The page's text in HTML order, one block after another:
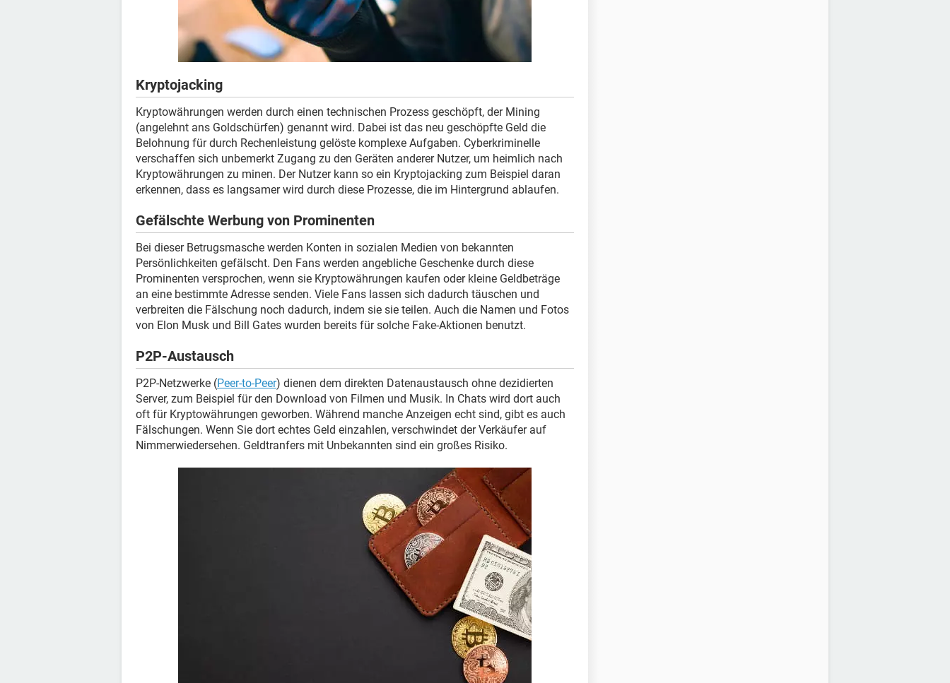
Kryptojacking
Kryptowährungen werden durch einen technischen Prozess geschöpft, der Mining
(angelehnt ans Goldschürfen) genannt wird. Dabei ist das neu geschöpfte Geld die
Belohnung für durch Rechenleistung gelöste komplexe Aufgaben. Cyberkriminelle
verschaffen sich unbemerkt Zugang zu den Geräten anderer Nutzer, um heimlich nach
Kryptowährungen zu minen. Der Nutzer kann so ein Kryptojacking zum Beispiel daran
erkennen, dass es langsamer wird durch diese Prozesse, die im Hintergrund ablaufen.
Gefälschte Werbung von Prominenten
Bei dieser Betrugsmasche werden Konten in sozialen Medien von bekannten
Persönlichkeiten gefälscht. Den Fans werden angebliche Geschenke durch diese
Prominenten versprochen, wenn sie Kryptowährungen kaufen oder kleine Geldbeträge
an eine bestimmte Adresse senden. Viele Fans lassen sich dadurch täuschen und
verbreiten die Fälschung noch dadurch, indem sie sie teilen. Auch die Namen und Fotos
von Elon Musk und Bill Gates wurden bereits für solche Fake-Aktionen benutzt.
P2P-Austausch
P2P-Netzwerke (Peer-to-Peer) dienen dem direkten Datenaustausch ohne dezidierten
Server, zum Beispiel für den Download von Filmen und Musik. In Chats wird dort auch
oft für Kryptowährungen geworben. Während manche Anzeigen echt sind, gibt es auch
Fälschungen. Wenn Sie dort echtes Geld einzahlen, verschwindet der Verkäufer auf
Nimmerwiedersehen. Geldtranfers mit Unbekannten sind ein großes Risiko.